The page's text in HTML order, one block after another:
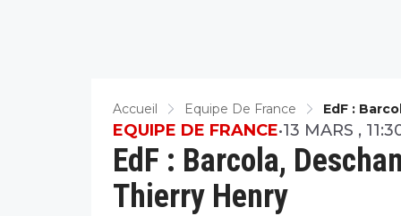
Accueil Equipe De France EdF :
EdF : Barcola,
Thierry Henry
EQUIPE DE FRANCE•13 MARS ,